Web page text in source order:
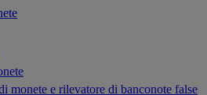
monete e rilevatore di banconote false